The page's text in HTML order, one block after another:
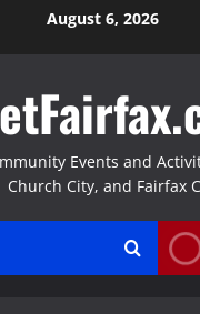
August 6, 2026
Events and
Church City, and Fairfax